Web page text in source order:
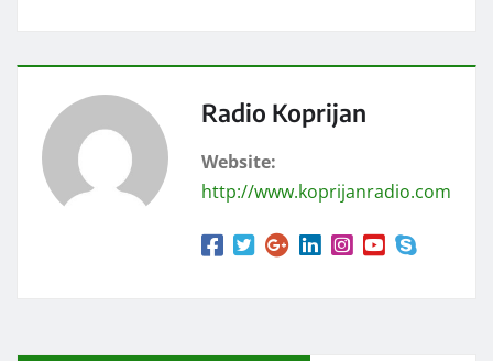
Radio Koprijan
Website:
http://www.koprijanradio.com